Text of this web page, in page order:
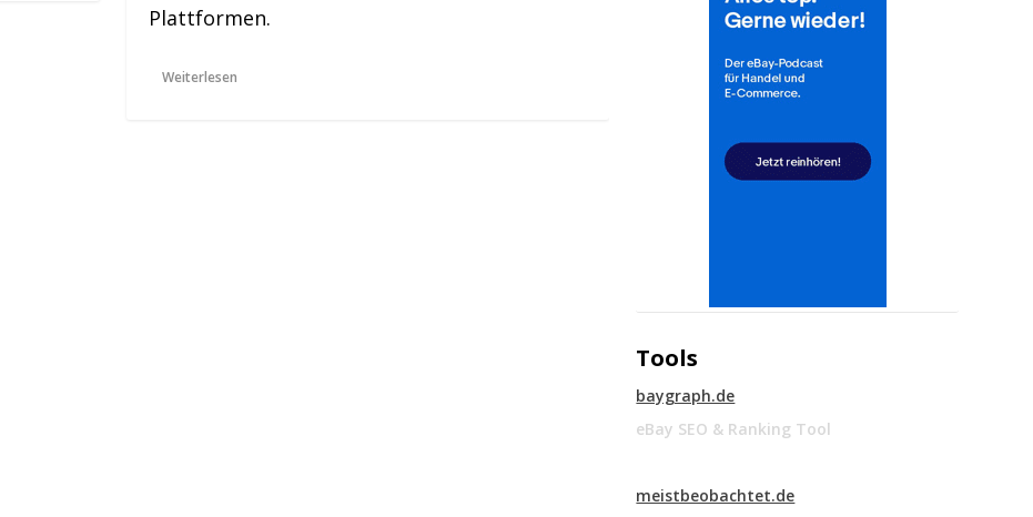
Plattformen.
Weiterlesen
Tools
baygraph.de
eBay SEO & Ranking Tool
meistbeobachtet.de